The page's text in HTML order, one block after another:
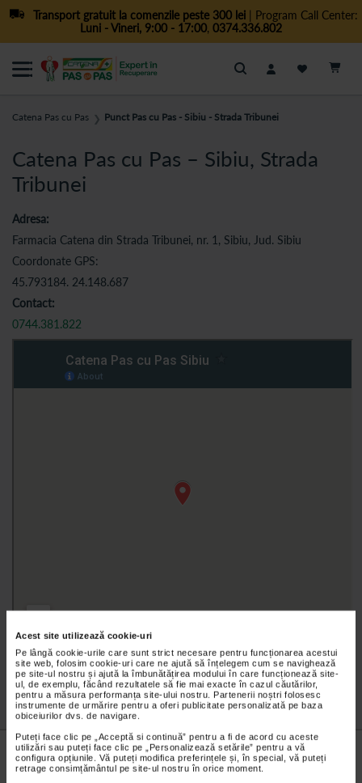
Acest site utilizează cookie-uri
Pe lângă cookie-urile care sunt strict necesare pentru funcționarea acestui
site web, folosim cookie-uri care ne ajută să înțelegem cum se navighează
pe site-ul nostru și ajută la îmbunătățirea modului în care funcționează site-
ul, de exemplu, făcând rezultatele să fie mai exacte în cazul căutărilor,
pentru a măsura performanța site-ului nostru. Partenerii noștri folosesc
instrumente de urmărire pentru a oferi publicitate personalizată pe baza
obiceiurilor dvs. de navigare.
Puteți face clic pe „Acceptă si continuă” pentru a fi de acord cu aceste
utilizări sau puteți face clic pe „Personalizează setările” pentru a vă
configura opțiunile. Vă puteți modifica preferințele și, în special, vă puteți
retrage consimțământul pe site-ul nostru în orice moment.
Transport gratuit la comenzile peste 300 lei| Program Call Center:
Luni - Vineri, 9:00 - 17:00, 0374.336.802
Cautare
Catena Pas cu Pas ❯ Punct Pas cu Pas - Sibiu - Strada Tribunei
Catena Pas cu Pas – Sibiu, Strada
Tribunei
Adresa:
Farmacia Catena din Strada Tribunei, nr. 1, Sibiu, Jud. Sibiu
Coordonate GPS:
45.793184. 24.148.687
Contact:
0744.381.822
Nu lăsa niciunpreț micneobservat.
Abonează-tela newsletter-ul nostru!